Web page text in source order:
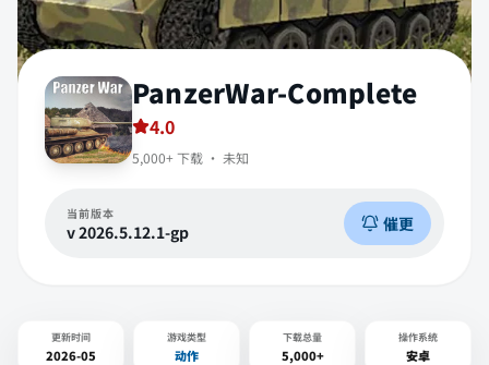
PanzerWar-Complete
4.0
5,000+ 下载 · 未知
当前版本
v2026.5.12.1-gp 催更
更新时间
2026-05
游戏类型
动作
下载总量
5,000+
操作系统
安卓